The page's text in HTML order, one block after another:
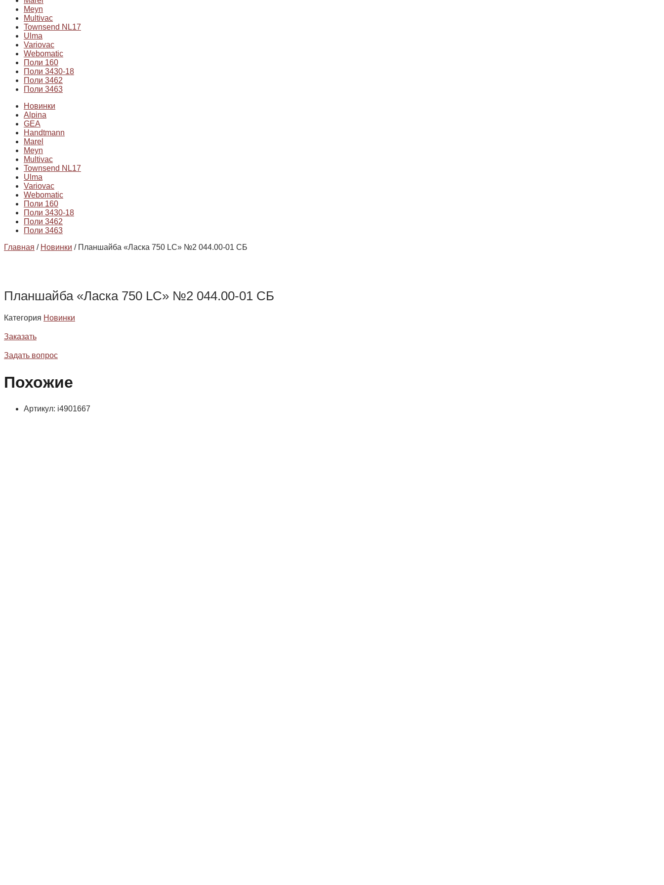
Meyn
Multivac
Townsend NL17
Ulma
Variovac
Webomatic
Поли 160
Поли 3430-18
Поли 3462
Поли 3463
Новинки
Alpina
GEA
Handtmann
Marel
Meyn
Multivac
Townsend NL17
Ulma
Variovac
Webomatic
Поли 160
Поли 3430-18
Поли 3462
Поли 3463
Главная / Новинки / Планшайба «Ласка 750 LC» №2 044.00-01 СБ
Планшайба «Ласка 750 LC» №2 044.00-01 СБ
Категория Новинки
Заказать
Задать вопрос
Похожие
Артикул: i4901667